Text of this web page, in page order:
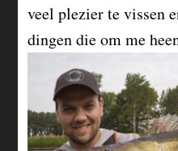
veel plezier te vissen
dingen die om me